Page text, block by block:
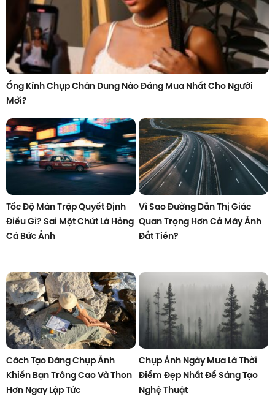
Ống Kính Chụp Chân Dung Nào Đáng Mua Nhất Cho Người
Mới?
Tốc Độ Màn Trập Quyết Định
Điều Gì? Sai Một Chút Là Hỏng
Cả Bức Ảnh
Vì Sao Đường Dẫn Thị Giác
Quan Trọng Hơn Cả Máy Ảnh
Đắt Tiền?
Cách Tạo Dáng Chụp Ảnh
Khiến Bạn Trông Cao Và Thon
Hơn Ngay Lập Tức
Chụp Ảnh Ngày Mưa Là Thời
Điểm Đẹp Nhất Để Sáng Tạo
Nghệ Thuật